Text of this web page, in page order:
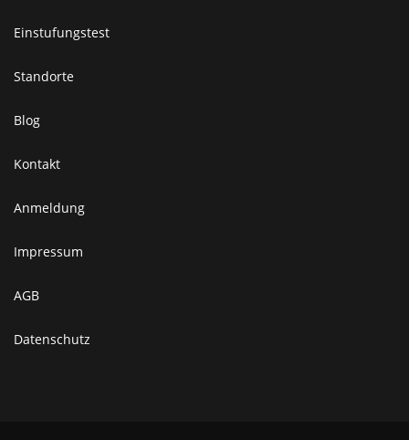
Einstufungstest
Standorte
Blog
Kontakt
Anmeldung
Impressum
AGB
Datenschutz